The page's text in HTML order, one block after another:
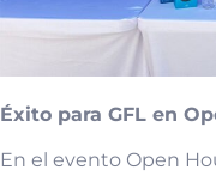
Éxito para GFL en
En el evento Open